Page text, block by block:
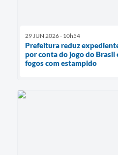
29 JUN 2026 - 10h54
Prefeitura reduz
por conta do jogo do Brasil
fogos com estampido